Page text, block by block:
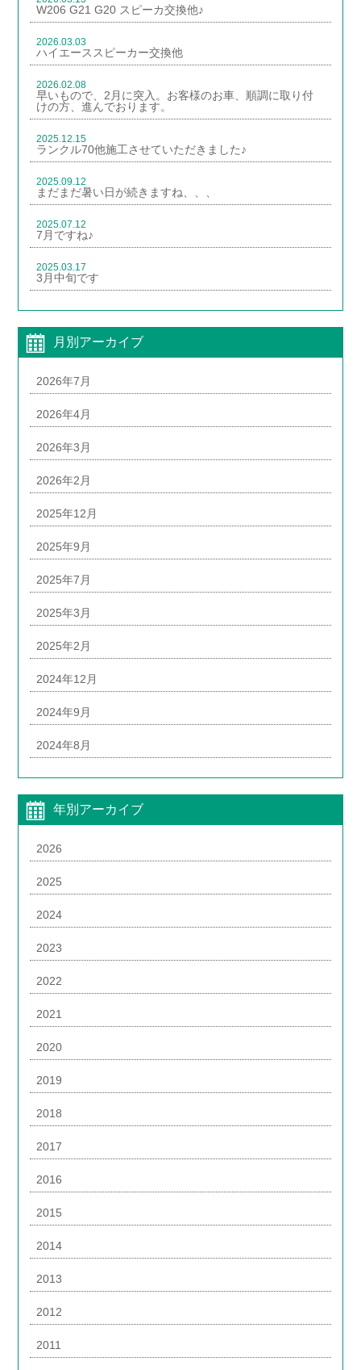
W206 G21 G20 スピーカ交換他♪
2026.03.03
ハイエーススピーカー交換他
2026.02.08
早いもので、2月に突入。お客様のお車、順調に取り付
けの方、進んでおります。
2025.12.15
ランクル70他施工させていただきました♪
2025.09.12
まだまだ暑い日が続きますね、、、
2025.07.12
7月ですね♪
2025.03.17
3月中旬です
月別アーカイブ
2026年7月
2026年4月
2026年3月
2026年2月
2025年12月
2025年9月
2025年7月
2025年3月
2025年2月
2024年12月
2024年9月
2024年8月
年別アーカイブ
2026
2025
2024
2023
2022
2021
2020
2019
2018
2017
2016
2015
2014
2013
2012
2011